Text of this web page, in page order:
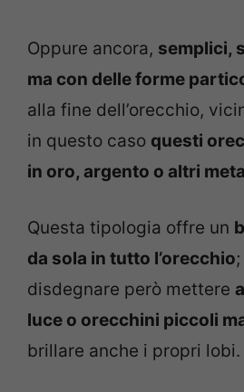
Oppure ancora, semplici,
ma con delle forme
alla fine dell’orecchio,
in questo caso questi
in oro, argento o altri
Questa tipologia offre un
da sola in tutto l’orecchio
disdegnare però mettere
luce o orecchini piccoli
brillare anche i propri lobi.